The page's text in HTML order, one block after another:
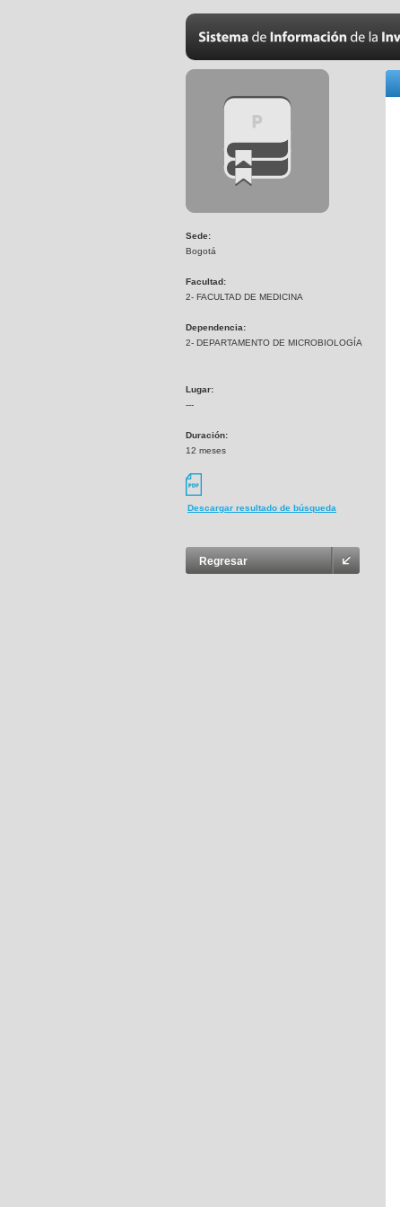
Sede:
Bogotá
Facultad:
2- FACULTAD DE MEDICINA
Dependencia:
2- DEPARTAMENTO DE MICROBIOLOGÍA
Lugar:
---
Duración:
12 meses
Descargar resultado de búsqueda
Regresar